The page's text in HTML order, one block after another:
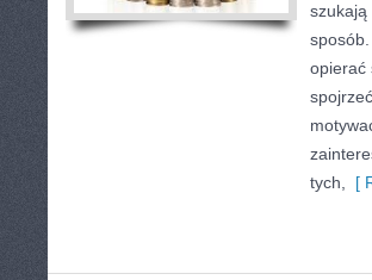
szukają
opierać
tych,
[